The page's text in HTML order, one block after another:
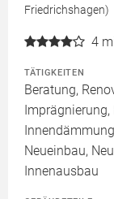
Friedrichshagen)
4
TÄTIGKEITEN
Beratung,
Neueinbau,
Innenausbau